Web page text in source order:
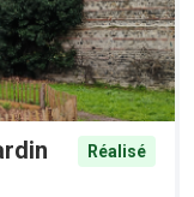
Réalisé